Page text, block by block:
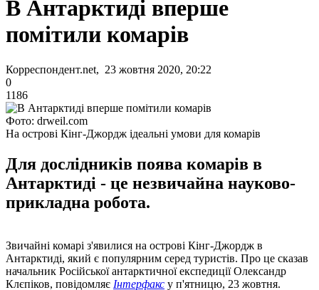
В Антарктиді вперше
помітили комарів
Корреспондент.net, 23 жовтня 2020, 20:22
0
1186
Фото: drweil.com
На острові Кінг-Джордж ідеальні умови для комарів
Для дослідників поява комарів в
Антарктиді - це незвичайна науково-
прикладна робота.
Звичайні комарі з'явилися на острові Кінг-Джордж в
Антарктиді, який є популярним серед туристів. Про це сказав
начальник Російської антарктичної експедиції Олександр
Клєпіков, повідомляє Інтерфакс у п'ятницю, 23 жовтня.